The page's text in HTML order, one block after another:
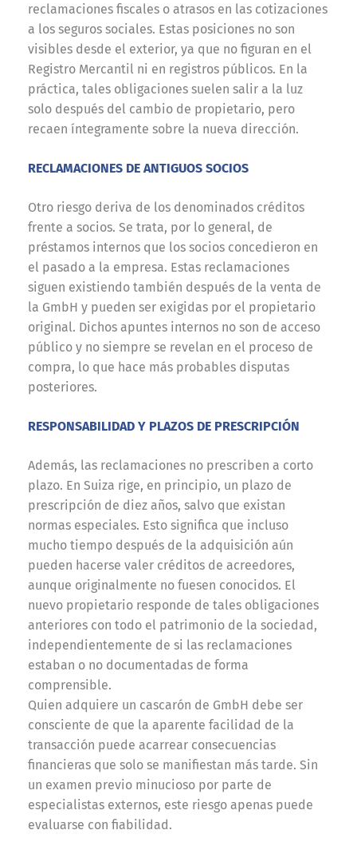
reclamaciones fiscales o atrasos en las cotizaciones
a los seguros sociales. Estas posiciones no son
visibles desde el exterior, ya que no figuran en el
Registro Mercantil ni en registros públicos. En la
práctica, tales obligaciones suelen salir a la luz
solo después del cambio de propietario, pero
recaen íntegramente sobre la nueva dirección.
RECLAMACIONES DE ANTIGUOS SOCIOS
Otro riesgo deriva de los denominados créditos
frente a socios. Se trata, por lo general, de
préstamos internos que los socios concedieron en
el pasado a la empresa. Estas reclamaciones
siguen existiendo también después de la venta de
la GmbH y pueden ser exigidas por el propietario
original. Dichos apuntes internos no son de acceso
público y no siempre se revelan en el proceso de
compra, lo que hace más probables disputas
posteriores.
RESPONSABILIDAD Y PLAZOS DE PRESCRIPCIÓN
Además, las reclamaciones no prescriben a corto
plazo. En Suiza rige, en principio, un plazo de
prescripción de diez años, salvo que existan
normas especiales. Esto significa que incluso
mucho tiempo después de la adquisición aún
pueden hacerse valer créditos de acreedores,
aunque originalmente no fuesen conocidos. El
nuevo propietario responde de tales obligaciones
anteriores con todo el patrimonio de la sociedad,
independientemente de si las reclamaciones
estaban o no documentadas de forma
comprensible.
Quien adquiere un cascarón de GmbH debe ser
consciente de que la aparente facilidad de la
transacción puede acarrear consecuencias
financieras que solo se manifiestan más tarde. Sin
un examen previo minucioso por parte de
especialistas externos, este riesgo apenas puede
evaluarse con fiabilidad.